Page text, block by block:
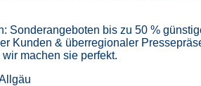
Sonderangeboten bis zu 50 %
Kunden & überregionaler
machen sie perfekt.